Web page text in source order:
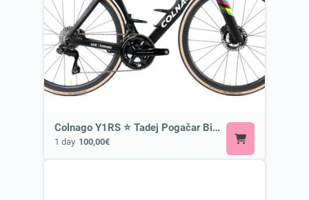
Colnago Y1RS ⭐ Tadej Pogačar Bike
1 day 100,00€